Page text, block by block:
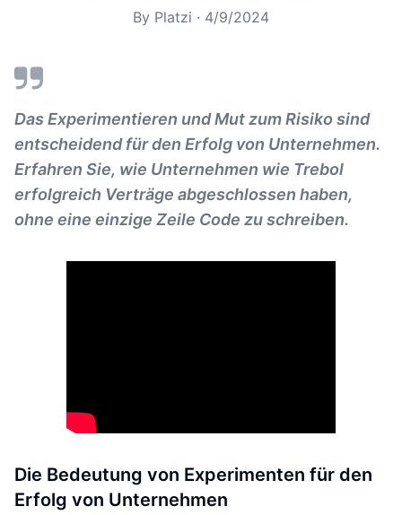
By Platzi · 4/9/2024
Das Experimentieren und Mut zum Risiko sind
entscheidend für den Erfolg von Unternehmen.
Erfahren Sie, wie Unternehmen wie Trebol
erfolgreich Verträge abgeschlossen haben,
ohne eine einzige Zeile Code zu schreiben.
Die Bedeutung von Experimenten für den
Erfolg von Unternehmen